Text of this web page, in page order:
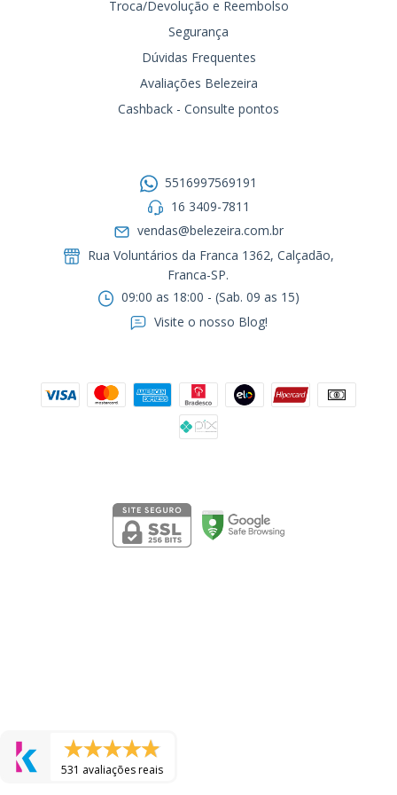
Troca/Devolução e Reembolso
Segurança
Dúvidas Frequentes
Avaliações Belezeira
Cashback - Consulte pontos
5516997569191
16 3409-7811
vendas@belezeira.com.br
Rua Voluntários da Franca 1362, Calçadão,
Franca-SP.ㅤㅤㅤㅤㅤㅤㅤㅤㅤㅤㅤ
09:00 as 18:00 - (Sab. 09 as 15)
Visite o nosso Blog!
531 avaliações reais